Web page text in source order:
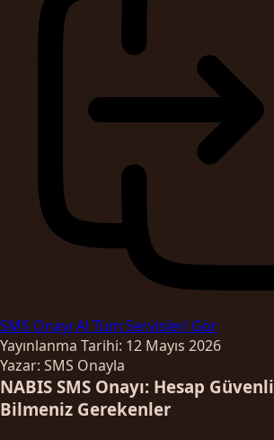
SMS Onayı Al Tüm Servisleri Gör
Yayınlanma Tarihi: 12 Mayıs 2026
Yazar: SMS Onayla
NABIS SMS Onayı: Hesap
Bilmeniz Gerekenler